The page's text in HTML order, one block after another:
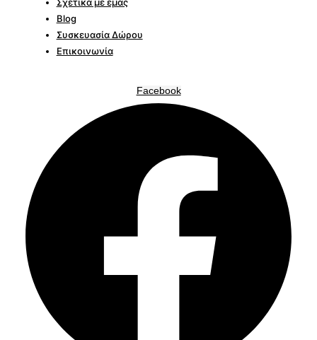
Σχετικά με εμάς
Blog
Συσκευασία Δώρου
Επικοινωνία
Facebook